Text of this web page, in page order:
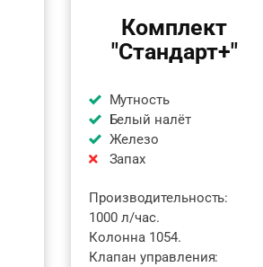
Комплект
"Стандарт+"
Мутность
Белый налёт
Железо
Запах
Производительность:
1000 л/час.
Колонна 1054.
Клапан управления: